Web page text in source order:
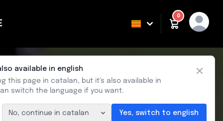
0
available in english
this page in catalan, but it’s also available in
switch the language if you want.
Close
No, continue in catalan Yes, switch to english